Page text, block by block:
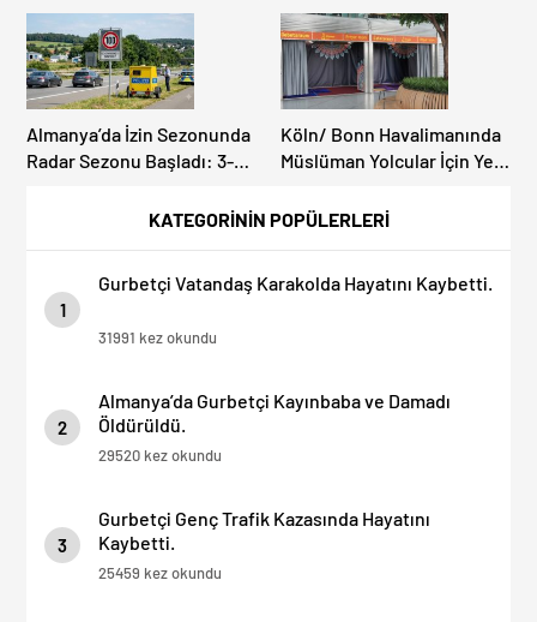
KATEGORİNİN POPÜLERLERİ
1
Gurbetçi Vatandaş Karakolda Hayatını Kaybetti.
31991 kez okundu
2
Almanya’da Gurbetçi Kayınbaba ve Damadı
Öldürüldü.
29520 kez okundu
3
Gurbetçi Genç Trafik Kazasında Hayatını
Kaybetti.
25459 kez okundu
Almanya’da İzin Sezonunda
Radar Sezonu Başladı: 3-9
Denetimi Yapılacak!
Köln/ Bonn Havalimanında
Müslüman Yolcular İçin Yeni